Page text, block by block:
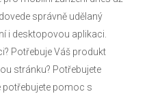
správně udělaný
i desktopovou aplikaci.
Potřebuje Váš produkt
stránku? Potřebujete
potřebujete pomoc s